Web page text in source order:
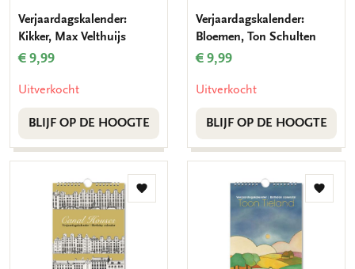
Verjaardagskalender:
Kikker, Max Velthuijs
€ 9,99
Uitverkocht
BLIJF OP DE HOOGTE
Verjaardagskalender:
Bloemen, Ton Schulten
€ 9,99
Uitverkocht
BLIJF OP DE HOOGTE
Toevoegen